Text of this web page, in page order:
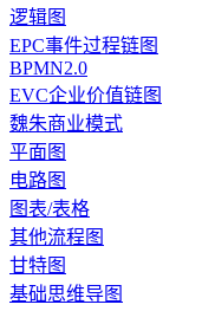
逻辑图
EPC事件过程链图
BPMN2.0
EVC企业价值链图
魏朱商业模式
平面图
电路图
图表/表格
其他流程图
甘特图
基础思维导图